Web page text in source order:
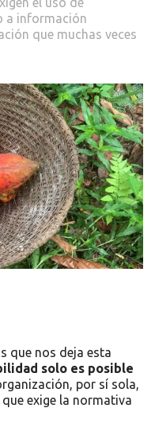
a información
que muchas veces
que nos deja esta
solo es posible
por sí sola,
exige la normativa